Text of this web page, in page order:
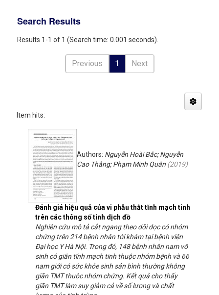
Search Results
Results 1-1 of 1 (Search time: 0.001 seconds).
Previous 1 Next
Item hits:
Đánh giá hiệu quả của vi phẫu thắt tĩnh mạch tinh
trên các thông số tinh dịch đồ
Authors: Nguyễn Hoài Bắc; Nguyễn
Cao Thắng; Phạm Minh Quân (2019)
Nghiên cứu mô tả cắt ngang theo dõi dọc có nhóm
chứng trên 214 bệnh nhân tới khám tại bệnh viện
Đại học Y Hà Nội. Trong đó, 148 bệnh nhân nam vô
sinh có giãn tĩnh mạch tinh thuộc nhóm bệnh và 66
nam giới có sức khỏe sinh sản bình thường không
giãn TMT thuộc nhóm chứng. Kết quả cho thấy
giãn TMT làm suy giảm cả về số lượng và chất